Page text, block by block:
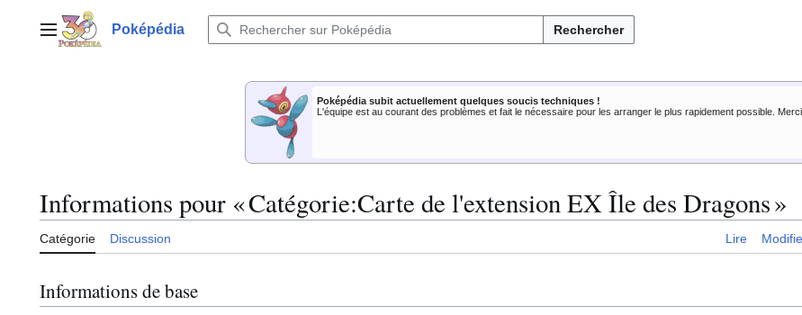
contenuMenu principalPoképédia Rechercher
Poképédia subit actuellement quelques soucis techniques !
L'équipe est au courant des problèmes et fait le nécessaire pour les arranger le plus rapidement possible.
Informations pour « Catégorie:Carte de l'extension EX Île des Dragons »
Catégorie Discussion Lire
Informations de base